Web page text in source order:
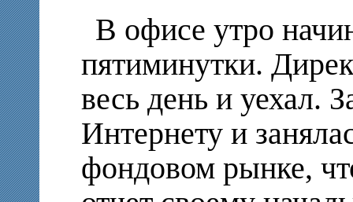
В офисе утро
пятиминутки.
весь день и уехал.
Интернету и
фондовом рынке,